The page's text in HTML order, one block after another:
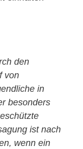
den
von
in
besonders
ist nach
wenn ein